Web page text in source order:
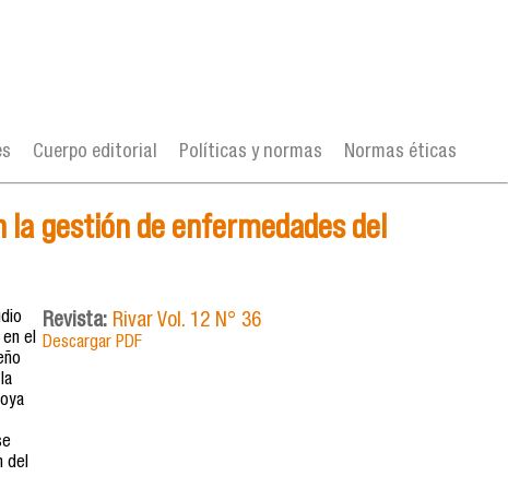
Cuerpo editorial Políticas y normas Normas éticas
gestión de enfermedades del
el
del
Revista: Rivar Vol. 12 N° 36
Descargar PDF